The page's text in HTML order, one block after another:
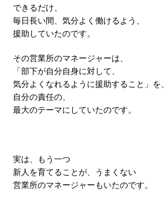
できるだけ、
毎日長い間、気分よく働けるよう、
援助していたのです。
その営業所のマネージャーは、
「部下が自分自身に対して、
気分よくなれるように援助すること」を、
自分の責任の、
最大のテーマにしていたのです。
実は、もう一つ
新人を育てることが、うまくない
営業所のマネージャーもいたのです。